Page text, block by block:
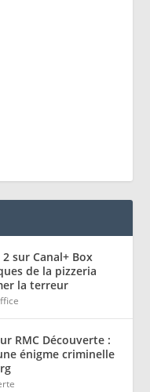
sur Canal+ Box
de la pizzeria
la terreur
RMC Découverte :
énigme criminelle